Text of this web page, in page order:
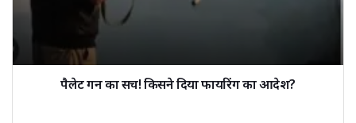
पैलेट गन का सच! किसने दिया फायरिंग का आदेश?